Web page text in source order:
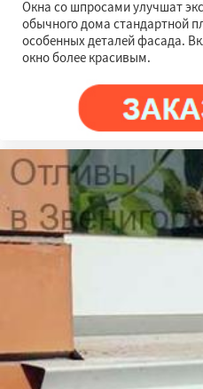
Окна со шпросами улучшат
обычного дома стандартной
особенных деталей фасада.
окно более красивым.